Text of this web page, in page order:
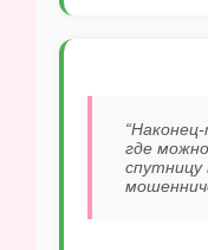
где
спутницу